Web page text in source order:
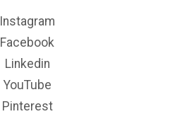
Instagram
Facebook
Linkedin
YouTube
Pinterest